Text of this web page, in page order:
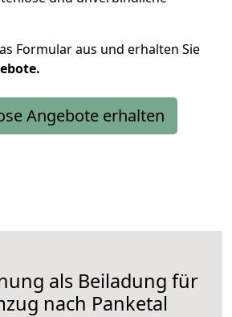
Formular aus und erhalten Sie
Angebote erhalten
als Beiladung für
nach Panketal